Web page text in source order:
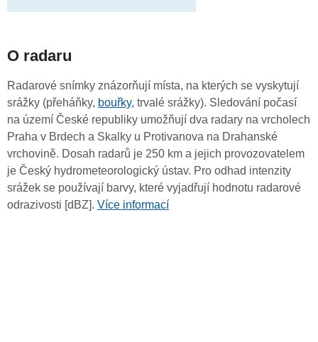
O radaru
Radarové snímky znázorňují místa, na kterých se vyskytují
srážky (přeháňky, bouřky, trvalé srážky). Sledování počasí
na území České republiky umožňují dva radary na vrcholech
Praha v Brdech a Skalky u Protivanova na Drahanské
vrchovině. Dosah radarů je 250 km a jejich provozovatelem
je Český hydrometeorologický ústav. Pro odhad intenzity
srážek se používají barvy, které vyjadřují hodnotu radarové
odrazivosti [dBZ]. Více informací